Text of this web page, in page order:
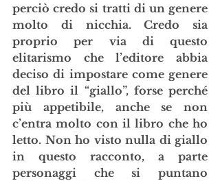
perciò credo si tratti di un genere
molto di nicchia. Credo sia
proprio per via di questo
elitarismo che l’editore abbia
deciso di impostare come genere
del libro il “giallo”, forse perché
più appetibile, anche se non
c’entra molto con il libro che ho
letto. Non ho visto nulla di giallo
in questo racconto, a parte
personaggi che si puntano